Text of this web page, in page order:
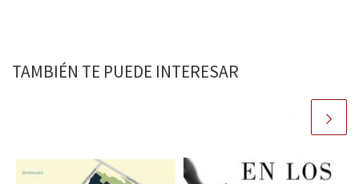
TAMBIÉN TE PUEDE INTERESAR